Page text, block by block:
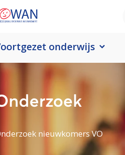
onderwijs
nieuwkomers VO